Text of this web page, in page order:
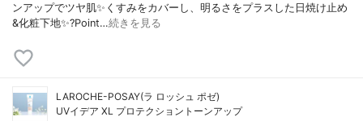
ンアップでツヤ肌✨くすみをカバーし、明るさをプラスした日焼け止め
&化粧下地✨?Point…続きを見る
LAROCHE-POSAY(ラ ロッシュ ポゼ)
UVイデア XL プロテクショントーンアップ